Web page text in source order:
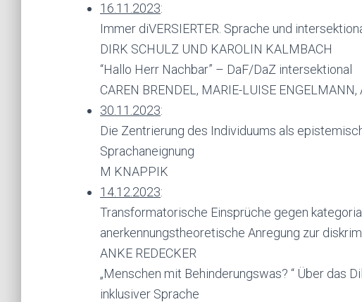
16.11.2023:
Immer diVERSIERTER. Sprache und
DIRK SCHULZ UND KAROLIN KALMBACH
“Hallo Herr Nachbar” – DaF/DaZ intersektional
CAREN BRENDEL, MARIE-LUISE
30.11.2023:
Die Zentrierung des Individuums als
Sprachaneignung
M KNAPPIK
14.12.2023:
Transformatorische Einsprüche gegen
anerkennungstheoretische Anregung zur
ANKE REDECKER
„Menschen mit Behinderungswas? “ Über das
inklusiver Sprache